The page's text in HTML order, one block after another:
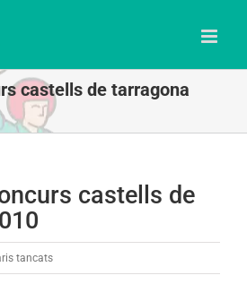
castells de tarragona
castells de
tancatsa